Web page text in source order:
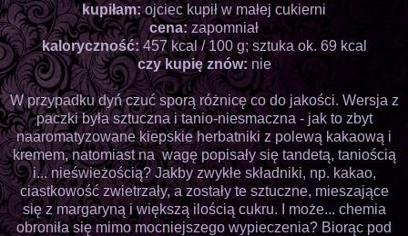
kupiłam:ojciec kupił w małej cukierni
cena:zapomniał
kaloryczność:457 kcal / 100 g; sztuka ok. 69 kcal
czy kupię znów:nie
W przypadku dyń czuć sporą różnicę co do jakości. Wersja z
paczki była sztuczna i tanio-niesmaczna - jak to zbyt
naaromatyzowane kiepskie herbatniki z polewą kakaową i
kremem, natomiast na wagę popisały się tandetą, taniością
i... nieświeżością? Jakby zwykłe składniki, np. kakao,
ciastkowość zwietrzały, a zostały te sztuczne, mieszające
się z margaryną i większą ilością cukru. I może... chemia
obroniła się mimo mocniejszego wypieczenia? Biorąc pod